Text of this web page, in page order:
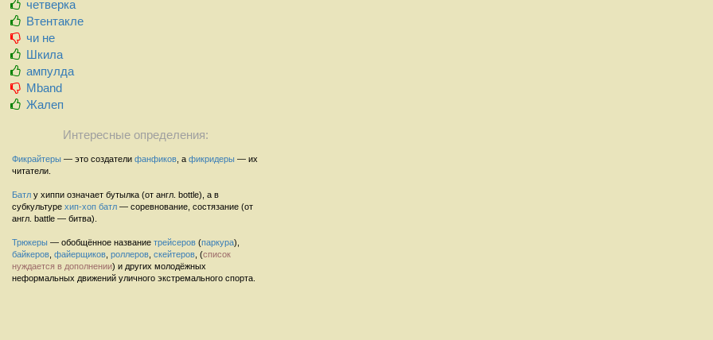
четверка
Втентакле
чи не
Шкила
ампулда
Mband
Жалеп
Интересные определения:
Фикрайтеры — это создатели фанфиков , а фикридеры — их
читатели.
Батл у хиппи означает бутылка (от англ. bottle), а в
субкультуре хип-хоп батл — соревнование, состязание (от
англ. battle — битва).
Трюкеры — обобщённое название трейсеров (паркура),
байкеров файерщиков роллеров скейтеров , (список
нуждается в дополнении) и других молодёжных
неформальных движений уличного экстремального спорта.